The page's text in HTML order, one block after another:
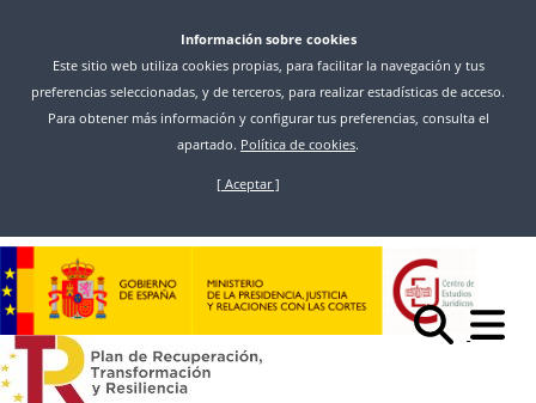
main
Información sobre cookies
Este sitio web utiliza cookies propias, para facilitar la navegación y tus
preferencias seleccionadas, y de terceros, para realizar estadísticas de acceso.
Para obtener más información y configurar tus preferencias, consulta el
apartado. Política de cookies.
[ Aceptar ]